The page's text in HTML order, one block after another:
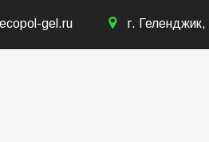
gel.ru г.